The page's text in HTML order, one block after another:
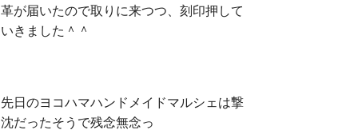
革が届いたので取りに来つつ、刻印押して
いきました＾＾
先日のヨコハマハンドメイドマルシェは撃
沈だったそうで残念無念っ